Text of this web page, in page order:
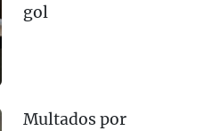
gol
Multados por